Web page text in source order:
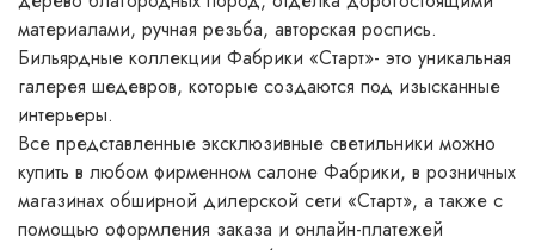
материалами, ручная резьба, авторская роспись.
Бильярдные коллекции Фабрики «Старт»- это уникальная
галерея шедевров, которые создаются под изысканные
интерьеры.
Все представленные эксклюзивные светильники можно
купить в любом фирменном салоне Фабрики, в розничных
магазинах обширной дилерской сети «Старт», а также с
помощью оформления заказа и онлайн-платежей